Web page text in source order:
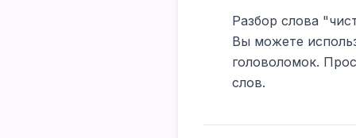
Разбор слова
Вы можете
головоломок.
слов.